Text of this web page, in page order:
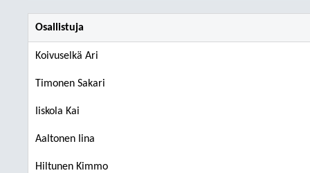
Osallistuja
Koivuselkä Ari
Timonen Sakari
Iiskola Kai
Aaltonen Iina
Hiltunen Kimmo